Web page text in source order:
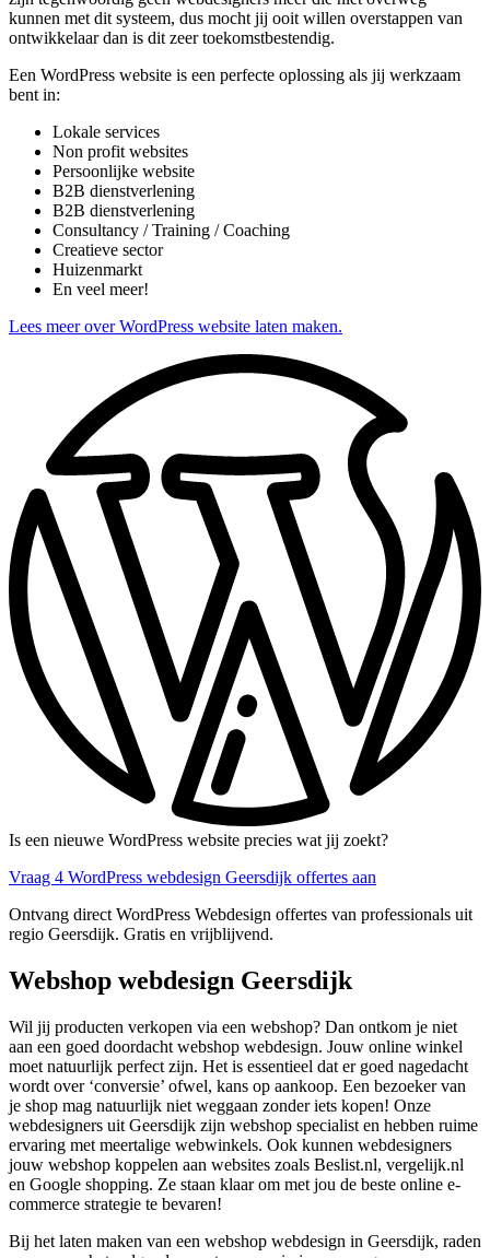
kunnen met dit systeem, dus mocht jij ooit willen overstappen van
ontwikkelaar dan is dit zeer toekomstbestendig.
Een WordPress website is een perfecte oplossing als jij werkzaam
bent in:
Lokale services
Non profit websites
Persoonlijke website
B2B dienstverlening
B2B dienstverlening
Consultancy / Training / Coaching
Creatieve sector
Huizenmarkt
En veel meer!
Lees meer over WordPress website laten maken.
Is een nieuwe WordPress website precies wat jij zoekt?
Vraag 4 WordPress webdesign Geersdijk offertes aan
Ontvang direct WordPress Webdesign offertes van professionals uit
regio Geersdijk. Gratis en vrijblijvend.
Webshop webdesign Geersdijk
Wil jij producten verkopen via een webshop? Dan ontkom je niet
aan een goed doordacht webshop webdesign. Jouw online winkel
moet natuurlijk perfect zijn. Het is essentieel dat er goed nagedacht
wordt over ‘conversie’ ofwel, kans op aankoop. Een bezoeker van
je shop mag natuurlijk niet weggaan zonder iets kopen! Onze
webdesigners uit Geersdijk zijn webshop specialist en hebben ruime
ervaring met meertalige webwinkels. Ook kunnen webdesigners
jouw webshop koppelen aan websites zoals Beslist.nl, vergelijk.nl
en Google shopping. Ze staan klaar om met jou de beste online e-
commerce strategie te bevaren!
Bij het laten maken van een webshop webdesign in Geersdijk, raden